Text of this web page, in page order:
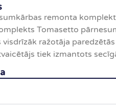
remonta
Tomasetto
ražotāja
tiek izmantots